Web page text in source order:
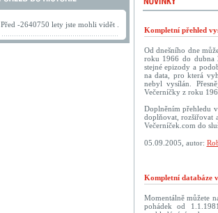
Před -2640750 lety jste mohli vidět .
Kompletní přehled
Od dnešního dne
roku 1966 do dubna
stejné epizody a
na data, pro která
nebyl vysílán.
Večerníčky z roku
Doplněním přehledu
doplňovat, rozšiřovat
Večerníček.com do
05.09.2005, autor:
Kompletní databáze
Momentálně můžete
pohádek od